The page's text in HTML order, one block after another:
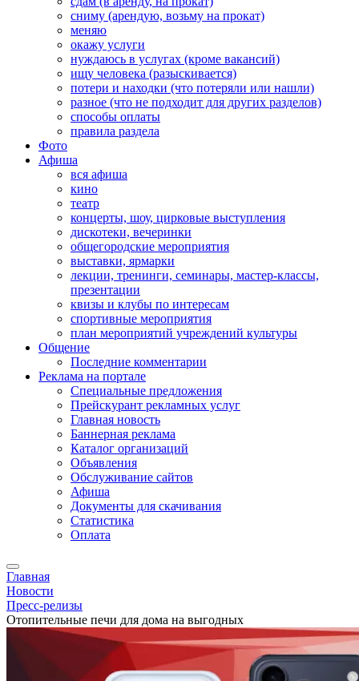
сниму (арендую, возьму на прокат)
меняю
окажу услуги
нуждаюсь в услугах (кроме вакансий)
ищу человека (разыскивается)
потери и находки (что потеряли или нашли)
разное (что не подходит для других разделов)
способы оплаты
правила раздела
Фото
Афиша
вся афиша
кино
театр
концерты, шоу, цирковые выступления
дискотеки, вечеринки
общегородские мероприятия
выставки, ярмарки
лекции, тренинги, семинары, мастер-классы,
презентации
квизы и клубы по интересам
спортивные мероприятия
план мероприятий учреждений культуры
Общение
Последние комментарии
Реклама на портале
Специальные предложения
Прейскурант рекламных услуг
Главная новость
Баннерная реклама
Каталог организаций
Объявления
Обслуживание сайтов
Афиша
Документы для скачивания
Статистика
Оплата
Главная
Новости
Пресс-релизы
Отопительные печи для дома на выгодных